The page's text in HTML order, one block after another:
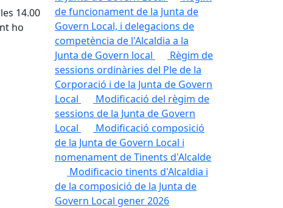
14.00
ho
de funcionament de la Junta de
Govern Local, i delegacions de
competència de l'Alcaldia a la
Junta de Govern local
Règim de
sessions ordinàries del Ple de la
Corporació i de la Junta de Govern
Local
Modificació del règim de
sessions de la Junta de Govern
Local
Modificació composició
de la Junta de Govern Local i
nomenament de Tinents d'Alcalde
Modificacio tinents d'Alcaldia i
de la composició de la Junta de
Govern Local gener 2026